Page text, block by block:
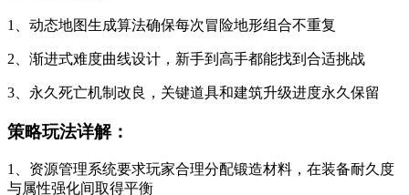
1、动态地图生成算法确保每次冒险地形组合不重复
2、渐进式难度曲线设计，新手到高手都能找到合适挑战
3、永久死亡机制改良，关键道具和建筑升级进度永久保留
策略玩法详解：
1、资源管理系统要求玩家合理分配锻造材料，在装备耐久度
与属性强化间取得平衡